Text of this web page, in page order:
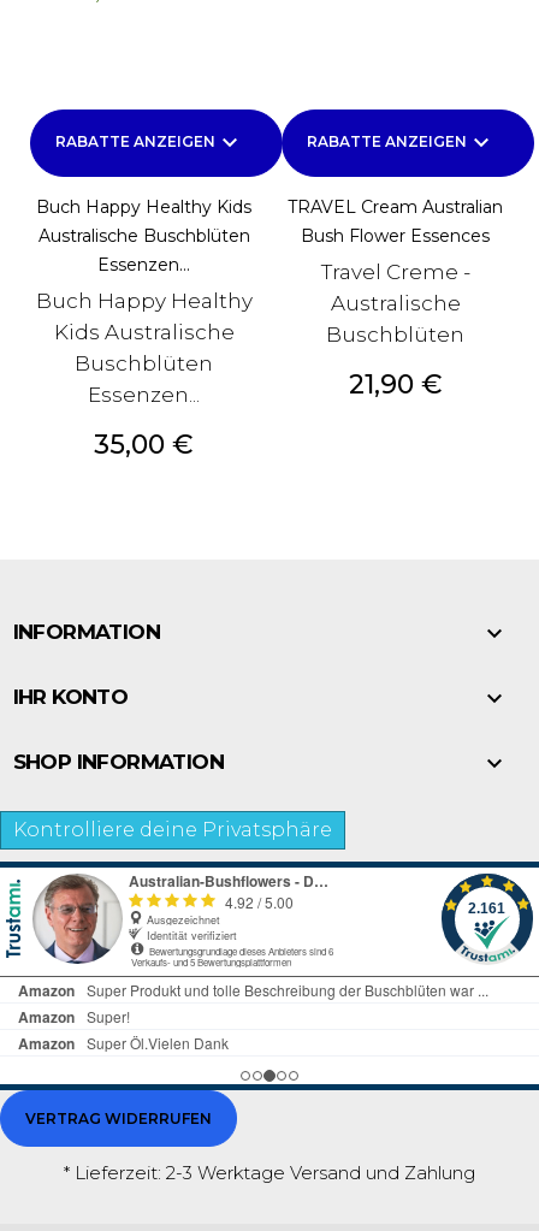
RABATTE ANZEIGEN keyboard_arrow_down
Buch Happy Healthy Kids
Australische Buschblüten
Essenzen...
Buch Happy Healthy
Kids Australische
Buschblüten
Essenzen...
Preis
35,00 €
RABATTE ANZEIGEN keyboard_arrow_down
TRAVEL Cream Australian
Bush Flower Essences
Travel Creme -
Australische
Buschblüten
Preis
21,90 €
INFORMATION 
IHR KONTO 
SHOP INFORMATION 
Kontrolliere deine Privatsphäre
VERTRAG WIDERRUFEN
* Lieferzeit: 2-3 Werktage Versand und Zahlung